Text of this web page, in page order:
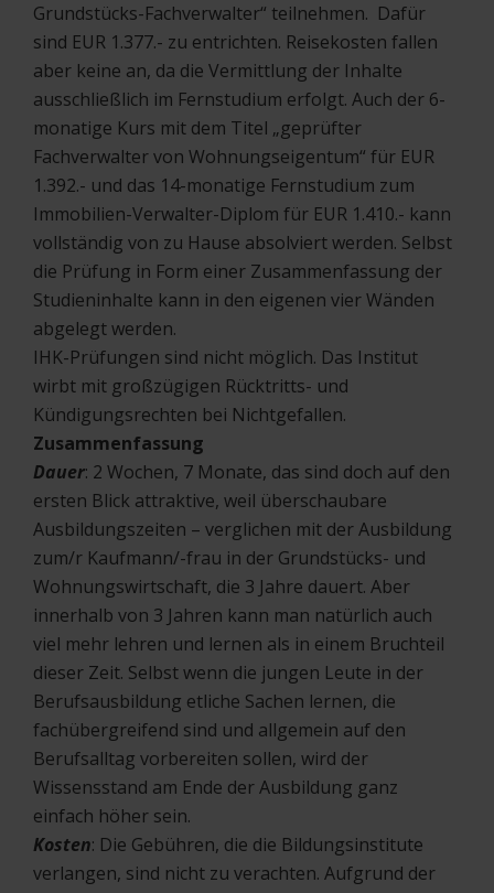
Grundstücks-Fachverwalter“ teilnehmen. Dafür
sind EUR 1.377.- zu entrichten. Reisekosten fallen
aber keine an, da die Vermittlung der Inhalte
ausschließlich im Fernstudium erfolgt. Auch der 6-
monatige Kurs mit dem Titel „geprüfter
Fachverwalter von Wohnungseigentum“ für EUR
1.392.- und das 14-monatige Fernstudium zum
Immobilien-Verwalter-Diplom für EUR 1.410.- kann
vollständig von zu Hause absolviert werden. Selbst
die Prüfung in Form einer Zusammenfassung der
Studieninhalte kann in den eigenen vier Wänden
abgelegt werden.
IHK-Prüfungen sind nicht möglich. Das Institut
wirbt mit großzügigen Rücktritts- und
Kündigungsrechten bei Nichtgefallen.
Zusammenfassung
Dauer: 2 Wochen, 7 Monate, das sind doch auf den
ersten Blick attraktive, weil überschaubare
Ausbildungszeiten – verglichen mit der Ausbildung
zum/r Kaufmann/-frau in der Grundstücks- und
Wohnungswirtschaft, die 3 Jahre dauert. Aber
innerhalb von 3 Jahren kann man natürlich auch
viel mehr lehren und lernen als in einem Bruchteil
dieser Zeit. Selbst wenn die jungen Leute in der
Berufsausbildung etliche Sachen lernen, die
fachübergreifend sind und allgemein auf den
Berufsalltag vorbereiten sollen, wird der
Wissensstand am Ende der Ausbildung ganz
einfach höher sein.
Kosten: Die Gebühren, die die Bildungsinstitute
verlangen, sind nicht zu verachten. Aufgrund der